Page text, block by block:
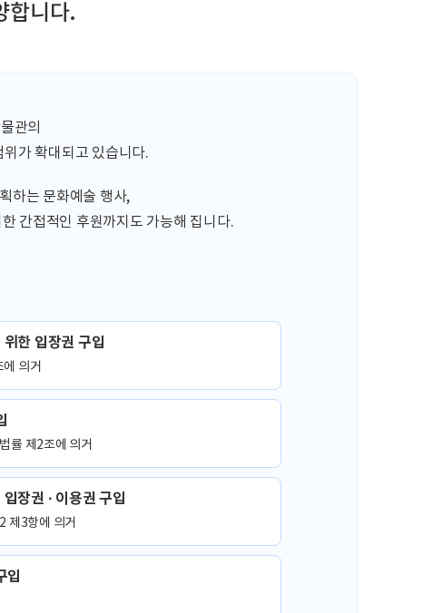
합니다.
관의
가 확대되고 있습니다.
하는 문화예술 행사,
간접적인 후원까지도 가능해 집니다.
한 입장권 구입
의거
률 제2조에 의거
장권 · 이용권 구입
제3항에 의거
입